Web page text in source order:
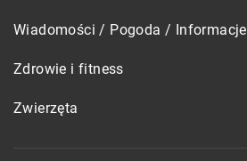
Wiadomości / Pogoda / Informacje
Zdrowie i fitness
Zwierzęta